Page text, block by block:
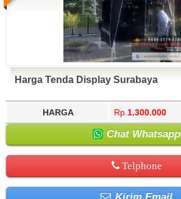
Harga Tenda Display Surabaya
HARGA Rp. 1.300.000
Chat Whatsapp
Telphone